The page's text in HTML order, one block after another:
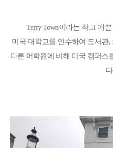
Terry Town이라는 작고 예
미국 대학교를 인수하여 도서관,
다른 어학원에 비해 미국 캠퍼스
다